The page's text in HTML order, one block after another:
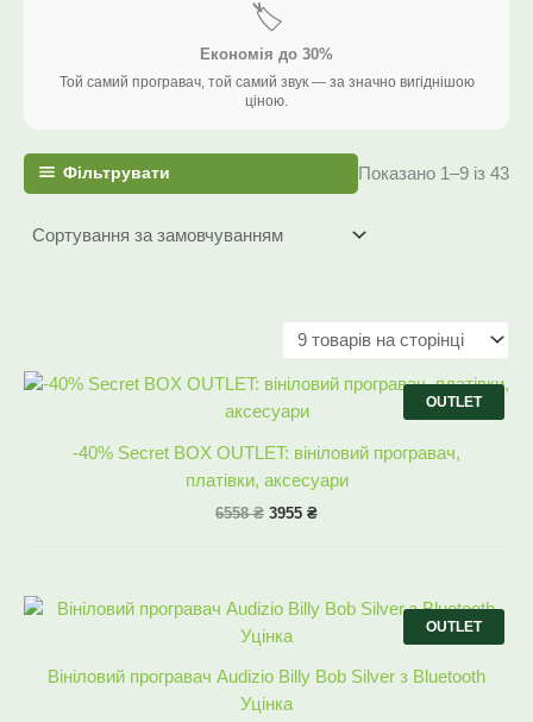
🏷️
Економія до 30%
Той самий програвач, той самий звук — за значно вигіднішою
ціною.
Фільтрувати Показано 1–9 із 43
-40% Secret BOX OUTLET: вініловий програвач,
платівки, аксесуари
6558₴
Оригінальна
6558 ₴.
3955 ₴
Поточна
OUTLET
Вініловий програвач Audizio Billy Bob Silver з Bluetooth
Уцінка
Оригінальна
5798 ₴.
Поточна
OUTLET